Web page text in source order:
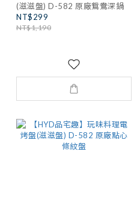
(滋滋盤) D-582 原廠鴛鴦深鍋
NT$299
NT$1,190